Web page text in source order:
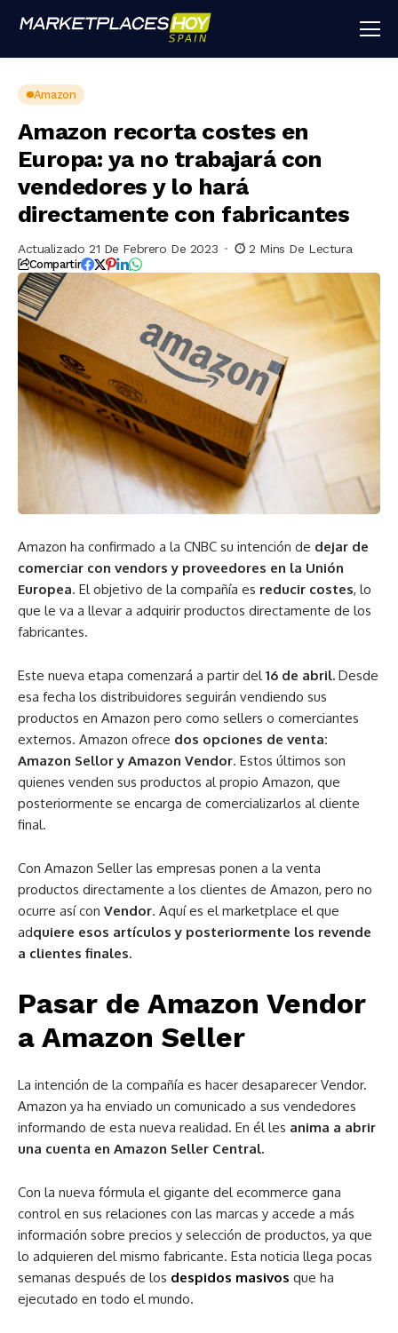
Amazon
Amazon recorta costes en
Europa: ya no trabajará con
vendedores y lo hará
directamente con fabricantes
Actualizado 21 De Febrero De 2023 2 Mins De Lectura
Compartir
Amazon ha confirmado a la CNBC su intención de dejar de
comerciar con vendors y proveedores en la Unión
Europea. El objetivo de la compañía es reducir costes, lo
que le va a llevar a adquirir productos directamente de los
fabricantes.
Este nueva etapa comenzará a partir del16 de abril. Desde
esa fecha los distribuidores seguirán vendiendo sus
productos en Amazon pero como sellers o comerciantes
externos. Amazon ofrece dos opciones de venta:
Amazon Sellor y Amazon Vendor. Estos últimos son
quienes venden sus productos al propio Amazon, que
posteriormente se encarga de comercializarlos al cliente
final.
Con Amazon Seller las empresas ponen a la venta
productos directamente a los clientes de Amazon, pero no
ocurre así con Vendor. Aquí es el marketplace el que
adquiere esos artículos y posteriormente los revende
a clientes finales.
Pasar de Amazon Vendor
a Amazon Seller
La intención de la compañía es hacer desaparecer Vendor.
Amazon ya ha enviado un comunicado a sus vendedores
informando de esta nueva realidad. En él les anima a abrir
una cuenta en Amazon Seller Central.
Con la nueva fórmula el gigante del ecommerce gana
control en sus relaciones con las marcas y accede a más
información sobre precios y selección de productos, ya que
lo adquieren del mismo fabricante. Esta noticia llega pocas
semanas después de los despidos masivos que ha
ejecutado en todo el mundo.